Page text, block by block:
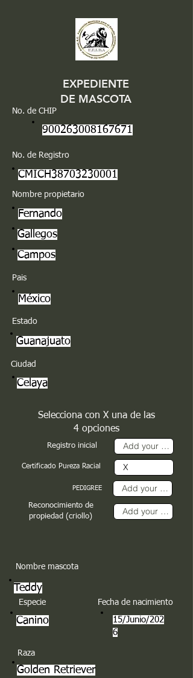
EXPEDIENTE
DE MASCOTA
No. de CHIP
900263008167671
No. de Registro
CMICH38703230001
Nombre propietario
Fernando
Gallegos
Campos
Pais
México
Estado
Guanajuato
Ciudad
Celaya
Selecciona con X una de las
4 opciones
Reconocimiento de
propiedad (criollo)
Registro inicial
Certificado Pureza Racial
PEDIGREE
Nombre mascota
Teddy
Especie Fecha de nacimiento
Canino
15/Junio/202
6
Raza
Golden Retriever